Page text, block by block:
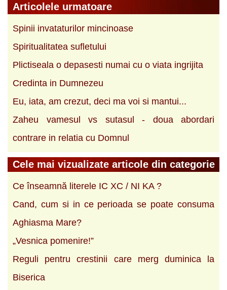
Articolele urmatoare
Spinii invataturilor mincinoase
Spiritualitatea sufletului
Plictiseala o depasesti numai cu o viata ingrijita
Credinta in Dumnezeu
Eu, iata, am crezut, deci ma voi si mantui...
Zaheu vamesul vs sutasul - doua abordari
contrare in relatia cu Domnul
Cele mai vizualizate articole din categorie
Ce înseamnă literele IC XC / NI KA ?
Cand, cum si in ce perioada se poate consuma
Aghiasma Mare?
„Vesnica pomenire!”
Reguli pentru crestinii care merg duminica la
Biserica